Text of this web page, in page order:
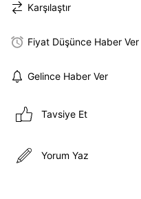
Karşılaştır
Fiyat Düşünce Haber Ver
Gelince Haber Ver
Tavsiye Et
Yorum Yaz